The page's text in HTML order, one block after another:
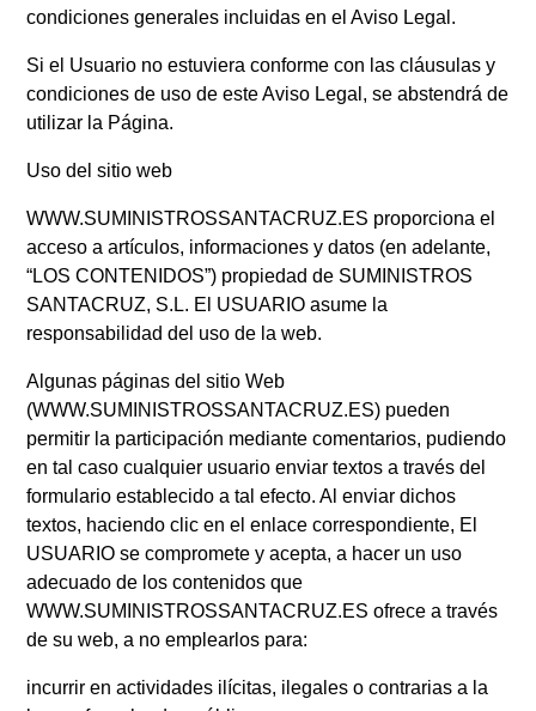
condiciones generales incluidas en el Aviso Legal.
Si el Usuario no estuviera conforme con las cláusulas y
condiciones de uso de este Aviso Legal, se abstendrá de
utilizar la Página.
Uso del sitio web
WWW.SUMINISTROSSANTACRUZ.ES proporciona el
acceso a artículos, informaciones y datos (en adelante,
“LOS CONTENIDOS”) propiedad de SUMINISTROS
SANTACRUZ, S.L. El USUARIO asume la
responsabilidad del uso de la web.
Algunas páginas del sitio Web
(WWW.SUMINISTROSSANTACRUZ.ES) pueden
permitir la participación mediante comentarios, pudiendo
en tal caso cualquier usuario enviar textos a través del
formulario establecido a tal efecto. Al enviar dichos
textos, haciendo clic en el enlace correspondiente, El
USUARIO se compromete y acepta, a hacer un uso
adecuado de los contenidos que
WWW.SUMINISTROSSANTACRUZ.ES ofrece a través
de su web, a no emplearlos para:
incurrir en actividades ilícitas, ilegales o contrarias a la